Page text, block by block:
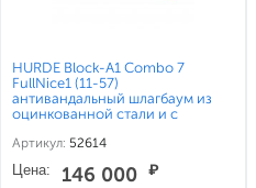
HURDE Block-A1 Combo 7
FullNice1 (11-57)
антивандальный шлагбаум из
оцинкованной стали и с
электромеханическим
приводом для перекрытия
проезда до 6 метров
Артикул: 52614
Цена: 146 000 ₽